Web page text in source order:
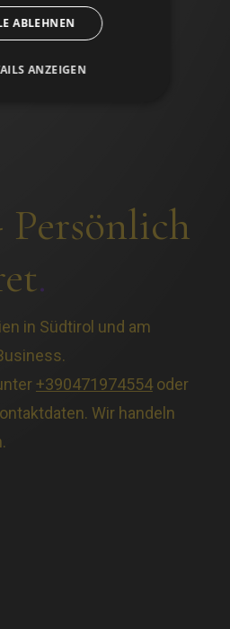
.
in Südtirol und am
+390471974554oder
Wir handeln
ABLEHNEN
ANZEIGEN